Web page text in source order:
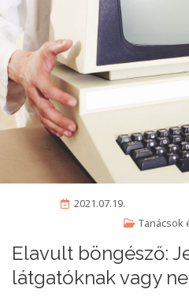
2021.07.19.
Tanácsok
Elavult böngésző:
látgatóknak vagy